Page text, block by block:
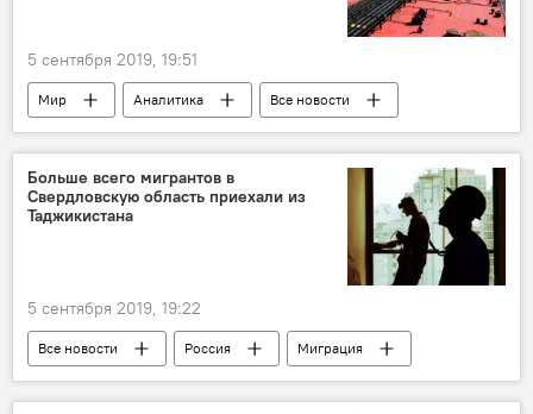
5 сентября 2019, 19:51
Мир Аналитика
Все новости
торговля
Экономика Россия
Больше всего мигрантов в
Свердловскую область приехали из
Таджикистана
5 сентября 2019, 19:22
Все новости Россия Миграция